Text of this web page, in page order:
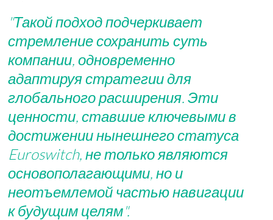
"Такой подход подчеркивает
стремление сохранить суть
компании, одновременно
адаптируя стратегии для
глобального расширения. Эти
ценности, ставшие ключевыми в
достижении нынешнего статуса
Euroswitch, не только являются
основополагающими, но и
неотъемлемой частью навигации
к будущим целям".